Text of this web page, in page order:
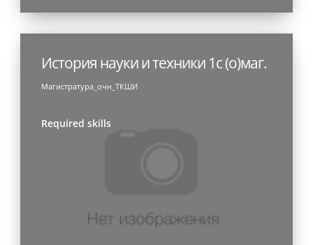
История науки и техники 1с (о)маг.
Магистратура_очн_ТКШИ
Required skills